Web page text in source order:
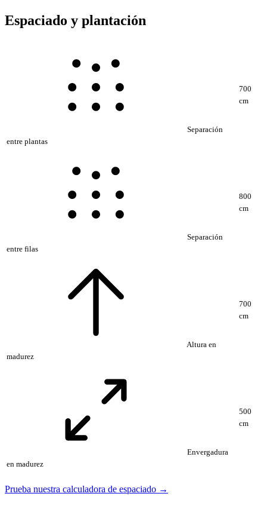
Espaciado y plantación
Separación
entre plantas
700
cm
Separación
entre filas
800
cm
Altura en
madurez
700
cm
Envergadura
en madurez
500
cm
Prueba nuestra calculadora de espaciado →